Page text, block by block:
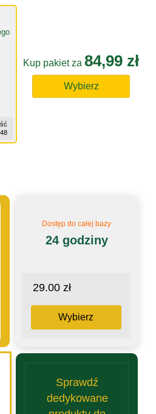
Kup pakiet za 84,99 zł
Wybierz
Dostęp do całej bazy
24 godziny
29.00 zł
Wybierz
Sprawdź
dedykowane